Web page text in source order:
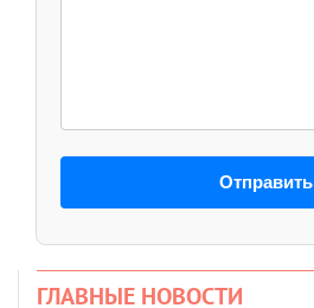
Отправить
ГЛАВНЫЕ НОВОСТИ